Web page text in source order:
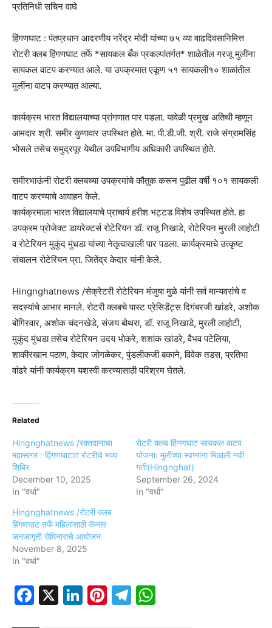
प्रतिनिधी सचिन वाघे
हिंगणघाट : पंतप्रधान आदरणीय नरेंद्र मोदी यांच्या ७५ व्या वाढदिवसानिमित्त
रोटरी क्लब हिंगणघाट तर्फे *सायकल बँक प्रकल्पांतर्गत* शाळेतील गरजू मुलींना
सायकल वाटप करण्यात आले. या उपक्रमात एकूण ५१ सायकली१० शाळांतील
मुलींना वाटप करण्यात आल्या.
कार्यक्रम भारत विद्यालयाच्या प्रांगणात पार पडला. यावेळी प्रमुख अतिथी म्हणून
आमदार श्री. समीर कुणावार उपस्थित होते. मा. पी.डी.जी. श्री. राजे संग्रामसिंह
भोसले तसेच समुद्रपूर येथील उपविभागीय अधिकारी उपस्थित होते.
समीरभाऊंनी रोटरी क्लबच्या उपक्रमांचे कौतुक करून पुढील वर्षी १०१ सायकली
वाटप करण्याचे आवाहन केले.
कार्यक्रमाला भारत विद्यालयाचे प्राचार्य हरीश भट्टड विशेष उपस्थित होते. हा
उपक्रम प्रोजेक्ट डायरेक्टर्स रोटेरियन डॉ. राजू निखाडे, रोटेरियन मुरली लाहोटी
व रोटेरियन मुकुंद मुंधडा यांच्या नेतृत्वाखाली पार पडला. कार्यक्रमाचे उत्कृष्ट
संचालन रोटेरियन प्रा. जितेंद्र केदार यांनी केले.
Hingnghatnews /सेक्रेटरी रोटेरियन मंजुषा मुळे यांनी सर्व मान्यवरांचे व
सदस्यांचे आभार मानले. रोटरी क्लबचे पास्ट प्रेसिडेंट्स दिगंबरजी खांडरे, अशोक
बोंगिरवार, अशोक चंदनखेडे, संजय बोथरा, डॉ. राजू निखाडे, मुरली लाहोटी,
मुकुंद मुंधडा तसेच रोटेरियन उदय भोकरे, शशांक खांडरे, वैभव पटेलिया,
शाकीरखान पठाण, केदार जोगळेकर, पुंडलीकजी बकाने, विवेक तडस, प्रतिभा
वांढरे यांनी कार्यक्रम यशस्वी करण्यासाठी परिश्रम घेतले.
Related
Hingnghatnews /रक्तदानाचा
महासागर : हिंगणघाटात रोटरीचे भव्य
शिबिर
December 10, 2025
In "वर्धा"
रोटरी क्लब हिंगणघाट सायकल वाटप
योजना: मुलींच्या स्वप्नांना मिळाली नवी
गती(Hingnghat)
September 26, 2024
In "वर्धा"
Hingnghatnews /रोटरी क्लब
हिंगणघाट तर्फे महिलांसाठी कॅन्सर
जनजागृती सेमिनाराचे आयोजन
November 8, 2025
In "वर्धा"
Facebook
X LinkedIn
Pinterest
Telegram